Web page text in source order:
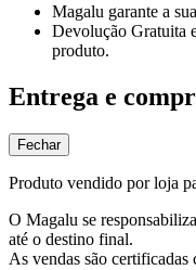
Magalu garante a
Devolução Gratuita
produto.
Entrega e
Fechar
Produto vendido por loja
O Magalu se
até o destino final.
As vendas são